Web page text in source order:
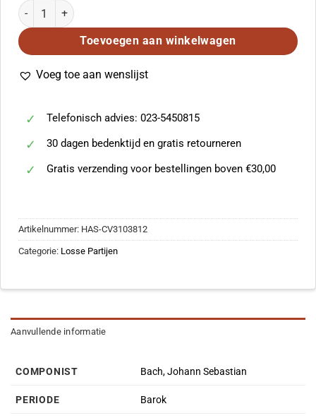
Bach: Aus Tiefuer Not Schrei Ich zu Dir BWV 38 aantal
Toevoegen aan winkelwagen
Voeg toe aan wenslijst
Telefonisch advies: 023-5450815
30 dagen bedenktijd en gratis retourneren
Gratis verzending voor bestellingen boven €30,00
Artikelnummer: HAS-CV3103812
Categorie: Losse Partijen
Aanvullende informatie
COMPONIST Bach, Johann Sebastian
PERIODE Barok